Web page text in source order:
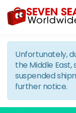
Unfortunately,
the Middle
suspended
further notice.